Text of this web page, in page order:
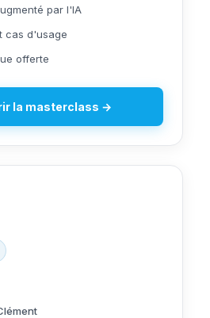
par l'IA
cas d'usage
offerte
la masterclass →